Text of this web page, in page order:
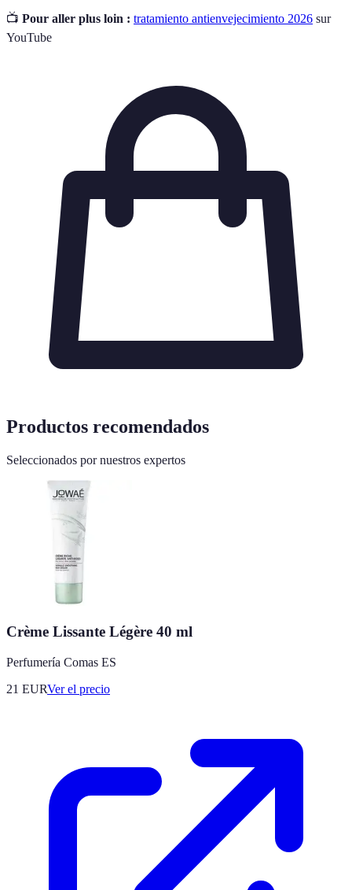
📺 Pour aller plus loin : tratamiento antienvejecimiento 2026 sur
YouTube
Productos recomendados
Seleccionados por nuestros expertos
Crème Lissante Légère 40 ml
Perfumería Comas ES
21 EURVer el precio